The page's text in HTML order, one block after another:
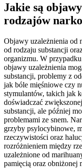
Jakie są
rodzajów
Objawy uzależnienia od
od rodzaju substancji
organizmu. W
objawy uzależnienia
substancji, problemy z
jak bóle mięśniowe czy
stymulantów, takich jak
doświadczać
substancji, ale później
problemami ze snem.
grzyby psylocybinowe,
rzeczywistości oraz
rozróżnieniem między
uzależnione od
pamięcią oraz obniżonej